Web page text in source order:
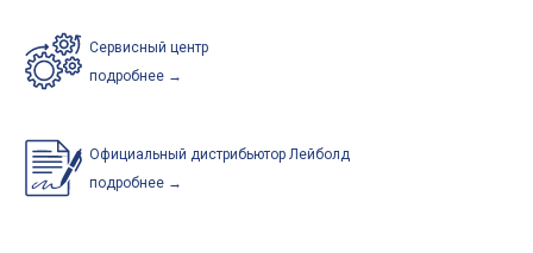
Сервисный центр
подробнее →
Официальный дистрибьютор Лейболд
подробнее →